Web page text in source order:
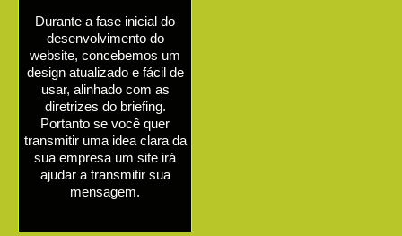
Durante a fase inicial do
desenvolvimento do
website, concebemos um
design atualizado e fácil de
usar, alinhado com as
diretrizes do briefing.
Portanto se você quer
transmitir uma idea clara da
sua empresa um site irá
ajudar a transmitir sua
mensagem.